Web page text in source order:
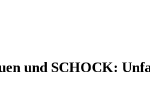
und SCHOCK: